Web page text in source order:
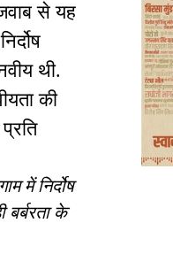
से यह
थी.
की
में निर्दोष
बर्बरता के